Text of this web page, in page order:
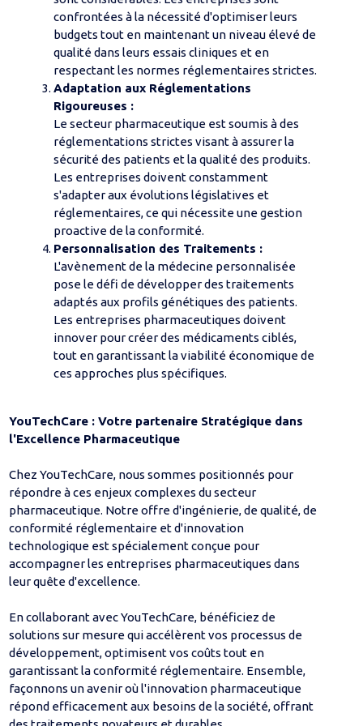
confrontées à la nécessité d'optimiser leurs
budgets tout en maintenant un niveau élevé de
qualité dans leurs essais cliniques et en
respectant les normes réglementaires strictes.
Adaptation aux Réglementations
Rigoureuses :
Le secteur pharmaceutique est soumis à des
réglementations strictes visant à assurer la
sécurité des patients et la qualité des produits.
Les entreprises doivent constamment
s'adapter aux évolutions législatives et
réglementaires, ce qui nécessite une gestion
proactive de la conformité.
Personnalisation des Traitements :
L'avènement de la médecine personnalisée
pose le défi de développer des traitements
adaptés aux profils génétiques des patients.
Les entreprises pharmaceutiques doivent
innover pour créer des médicaments ciblés,
tout en garantissant la viabilité économique de
ces approches plus spécifiques.
YouTechCare : Votre partenaire Stratégique dans
l'Excellence Pharmaceutique
Chez YouTechCare, nous sommes positionnés pour
répondre à ces enjeux complexes du secteur
pharmaceutique. Notre offre d'ingénierie, de qualité, de
conformité réglementaire et d'innovation
technologique est spécialement conçue pour
accompagner les entreprises pharmaceutiques dans
leur quête d'excellence.
En collaborant avec YouTechCare, bénéficiez de
solutions sur mesure qui accélèrent vos processus de
développement, optimisent vos coûts tout en
garantissant la conformité réglementaire. Ensemble,
façonnons un avenir où l'innovation pharmaceutique
répond efficacement aux besoins de la société, offrant